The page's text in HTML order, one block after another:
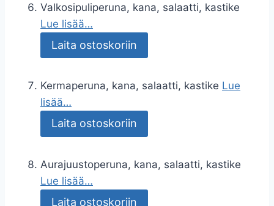
Valkosipuliperuna, kana, salaatti, kastike
Lue lisää…
Laita ostoskoriin
Kermaperuna, kana, salaatti, kastike Lue
lisää…
Laita ostoskoriin
Aurajuustoperuna, kana, salaatti, kastike
Lue lisää…
Laita ostoskoriin